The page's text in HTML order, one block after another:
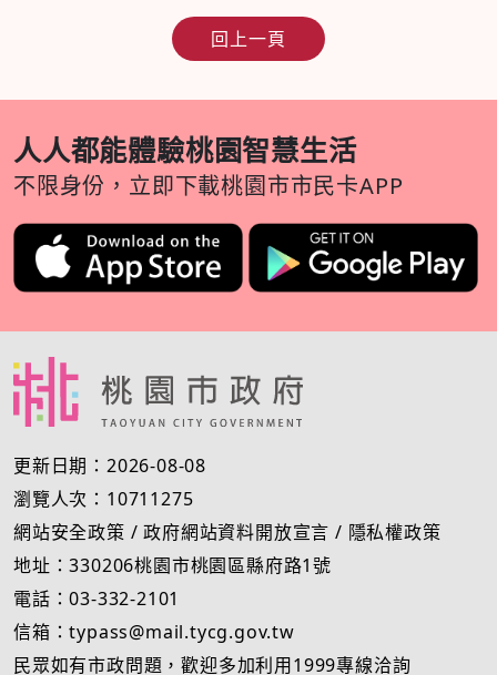
回上一頁
人人都能體驗桃園智慧生活
不限身份，立即下載桃園市市民卡APP
更新日期：2026-08-08
瀏覽人次：10711275
網站安全政策 /政府網站資料開放宣言 / 隱私權政策
地址：330206桃園市桃園區縣府路1號
電話：03-332-2101
信箱：typass@mail.tycg.gov.tw
民眾如有市政問題，歡迎多加利用1999專線洽詢